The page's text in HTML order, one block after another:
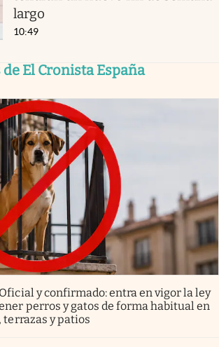
largo
10:49
El Cronista España
Oficial y confirmado: entra en vigor la ley
perros y gatos de forma habitual en
terrazas y patios